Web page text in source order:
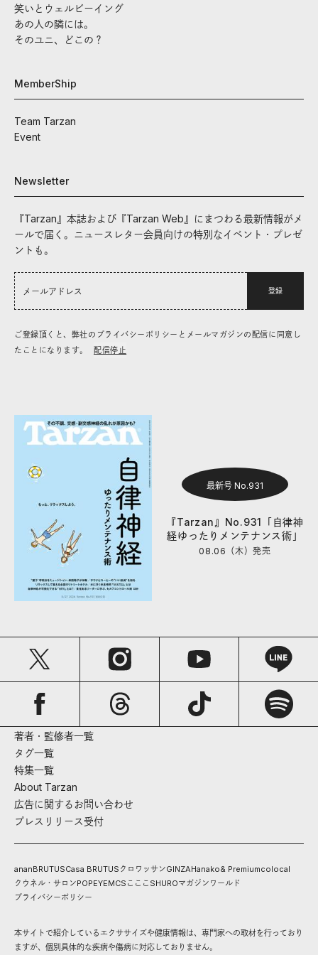
笑いとウェルビーイング
あの人の隣には。
そのユニ、どこの？
MemberShip
Team Tarzan
Event
Newsletter
『Tarzan』本誌および『Tarzan Web』にまつわる最新情報がメ
ールで届く。ニュースレター会員向けの特別なイベント・プレゼ
ントも。
登録
ご登録頂くと、弊社のプライバシーポリシーとメールマガジンの配信に同意し
たことになります。
配信停止
最新号 No.931
『Tarzan』No.931「自律神
経ゆったりメンテナンス術」
08.06（木）発売
著者・監修者一覧
タグ一覧
特集一覧
About Tarzan
広告に関するお問い合わせ
プレスリリース受付
ananBRUTUSCasa BRUTUS クロワッサンGINZAHanako& Premiumcolocal
クウネル・サロンPOPEYEMCS こここ SHUROマガジンワールド
プライバシーポリシー
本サイトで紹介しているエクササイズや健康情報は、専門家への取材を行っており
ますが、個別具体的な疾病や傷病に対応しておりません。